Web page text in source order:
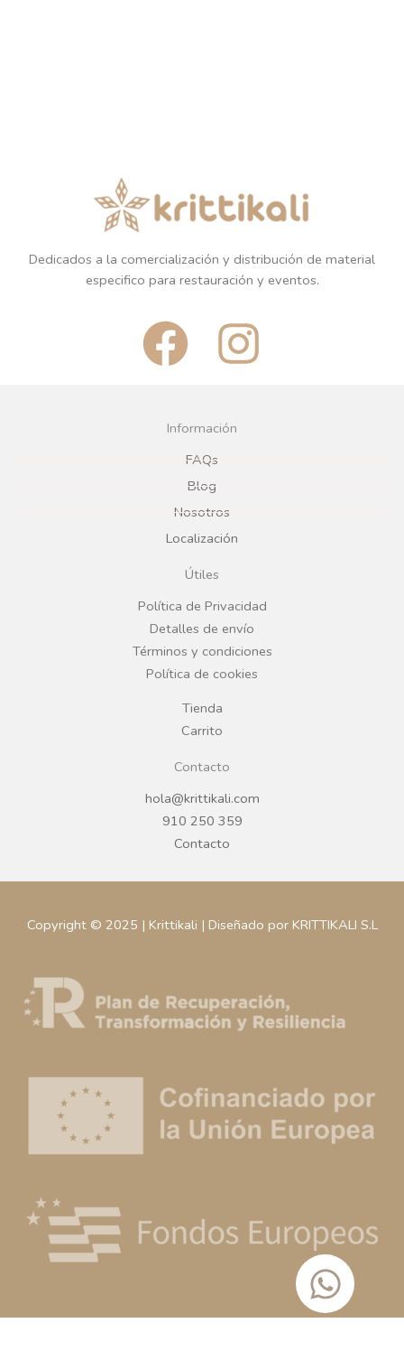
Dedicados a la comercialización y distribución de material
especifico para restauración y eventos.
F
a
c
e
b
o
o
k
I
n
g
r
a
Información
FAQs
Blog
Nosotros
Localización
Útiles
Política de Privacidad
Detalles de envío
Términos y condiciones
Política de cookies
Tienda
Carrito
Contacto
hola@krittikali.com
910 250 359
Contacto
Copyright © 2025 | Krittikali | Diseñado por KRITTIKALI S.L